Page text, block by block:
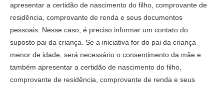
apresentar a certidão de nascimento do filho, comprovante de
residência, comprovante de renda e seus documentos
pessoais. Nesse caso, é preciso informar um contato do
suposto pai da criança. Se a iniciativa for do pai da criança
menor de idade, será necessário o consentimento da mãe e
também apresentar a certidão de nascimento do filho,
comprovante de residência, comprovante de renda e seus